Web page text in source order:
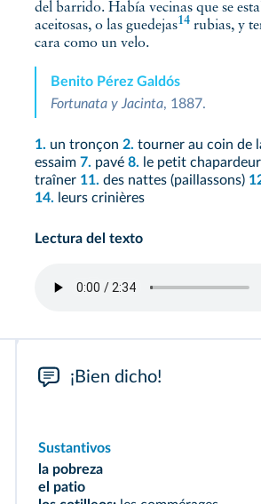
del barrido. Había vecinas que se
aceitosas, o las guedejas14 rubias, y
cara como un velo.
Benito Pérez Galdós
Fortunata y Jacinta, 1887.
1. un tronçon 2. tourner au coin de
essaim 7. pavé 8. le petit chapardeur
traîner 11. des nattes (paillassons)
14. leurs crinières
Lectura del texto
¡Bien dicho!
Sustantivos
la pobreza
el patio